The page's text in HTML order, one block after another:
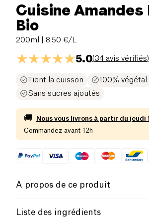
Cuisine Amandes
Bio
200ml | 8.50 €/L
5.0(34 avis vérifiés)
Tient la cuisson
100% végétal
Sans sucres ajoutés
🚚 Nous vous livrons à partir du jeudi
Commandez avant 12h
A propos de ce produit
Vegan Sans gluten
Liste des ingrédients